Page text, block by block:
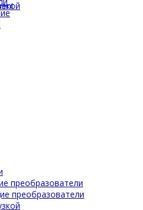
преобразователи
преобразователи